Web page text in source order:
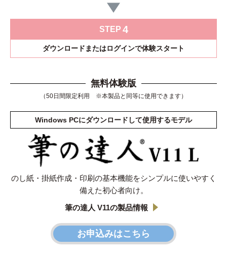
STEP 4
ダウンロードまたはログインで体験スタート
無料体験版
（50日間限定利用 ※本製品と同等に使用できます）
Windows PCにダウンロードして使用するモデル
のし紙・掛紙作成・印刷の基本機能をシンプルに使いやすく
備えた初心者向け。
筆の達人 V11の製品情報
お申込みはこちら